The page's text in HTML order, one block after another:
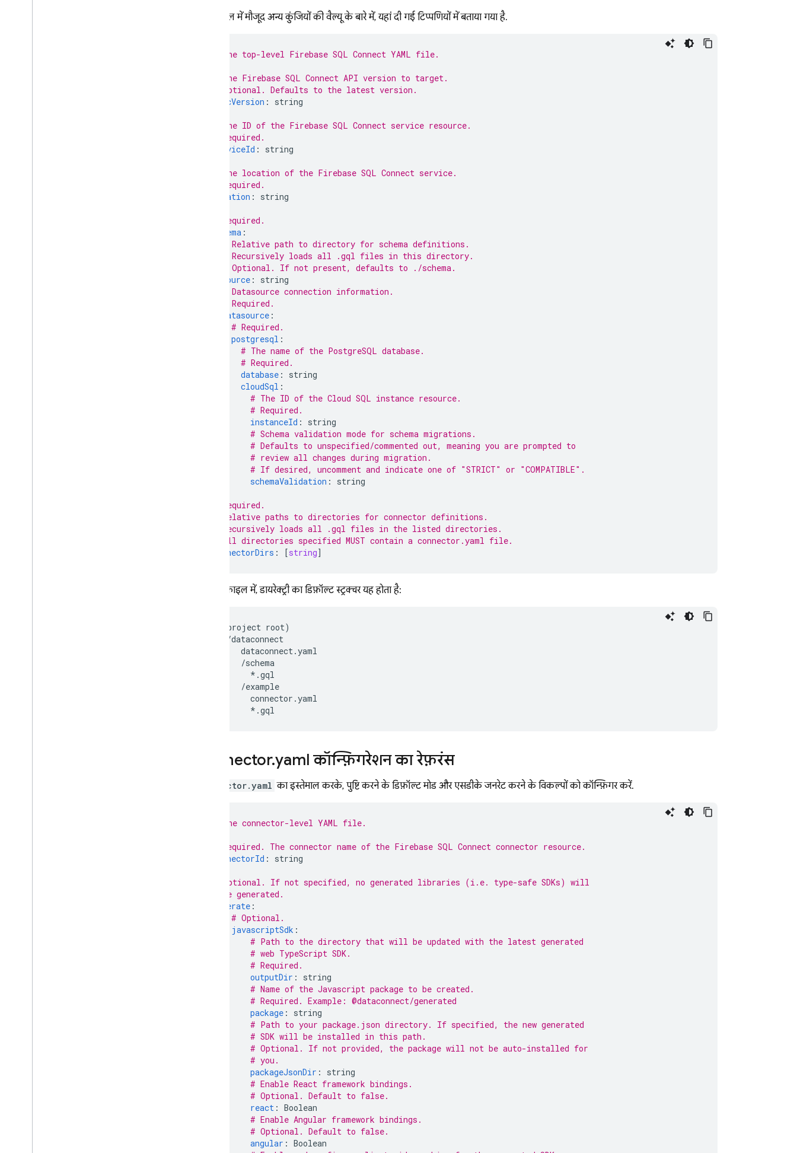
इस फ़ाइल में मौजूद अन्य कुंजियों की वैल्यू के बारे में, यहां दी गई टिप्पणियों में बताया गया है.
# The top-level Firebase SQL Connect YAML file.
# The Firebase SQL Connect API version to target.
# Optional. Defaults to the latest version.
specVersion : string
# The ID of the Firebase SQL Connect service resource.
# Required.
serviceId : string
# The location of the Firebase SQL Connect service.
# Required.
location : string
# Required.
schema :
# Relative path to directory for schema definitions.
# Recursively loads all .gql files in this directory.
# Optional. If not present, defaults to ./schema.
source :
string
# Datasource connection information.
# Required.
datasource :
# Required.
postgresql :
# The name of the PostgreSQL database.
# Required.
database :
string
cloudSql :
# The ID of the Cloud SQL instance resource.
# Required.
instanceId :
string
# Schema validation mode for schema migrations.
# Defaults to unspecified/commented out, meaning you are prompted to
# review all changes during migration.
# If desired, uncomment and indicate one of "STRICT" or "COMPATIBLE".
schemaValidation : string
# Required.
# Relative paths to directories for connector definitions.
# Recursively loads all .gql files in the listed directories.
# All directories specified MUST contain a connector.yaml file.
connectorDirs : [string]
YAML फ़ाइल में, डायरेक्ट्री का डिफ़ॉल्ट स्ट्रक्चर यह होता है:
./(project root)
   /dataconnect
      dataconnect.yaml
      /schema
        *.gql
      /example
        connector.yaml
connector.yaml कॉन्फ़िगरेशन का रेफ़रंस
connector.yaml का इस्तेमाल करके, पुष्टि करने के डिफ़ॉल्ट मोड और एसडीके जनरेट करने के विकल्पों को कॉन्फ़िगर करें.
# The connector-level YAML file.
# Required. The connector name of the Firebase SQL Connect connector resource.
connectorId : string
# Optional. If not specified, no generated libraries (i.e. type-safe SDKs) will
# be generated.
generate :
# Optional.
javascriptSdk :
# Path to the directory that will be updated with the latest generated
# web TypeScript SDK.
# Required.
outputDir :
string
# Name of the Javascript package to be created.
# Required. Example: @dataconnect/generated
package :
string
# Path to your package.json directory. If specified, the new generated
# SDK will be installed in this path.
# Optional. If not provided, the package will not be auto-installed for
# you.
packageJsonDir :
string
# Enable React framework bindings.
# Optional. Default to false.
react : Boolean
# Enable Angular framework bindings.
# Optional. Default to false.
angular : Boolean